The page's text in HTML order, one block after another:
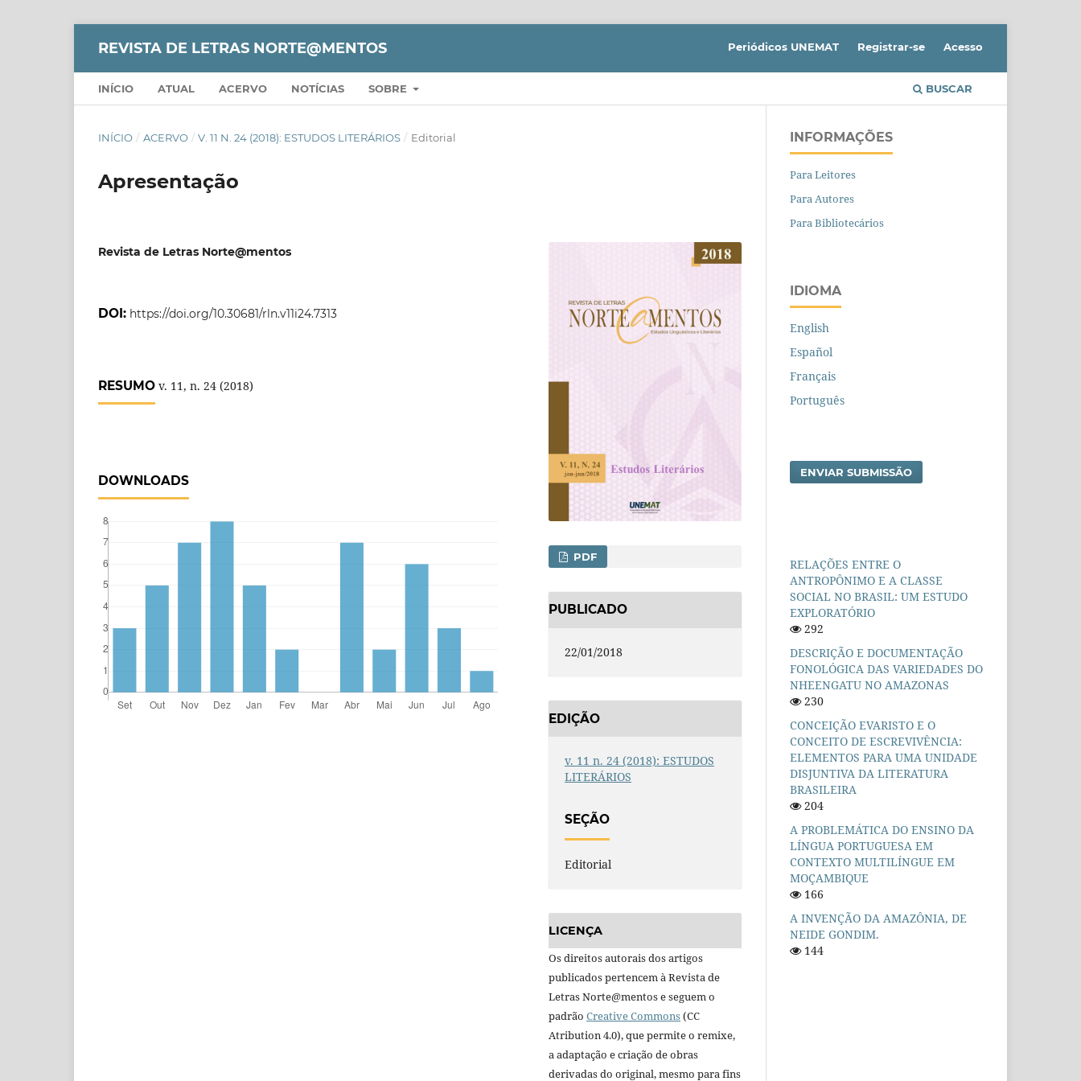
REVISTA DE LETRAS NORTE@MENTOS
INÍCIO ATUAL ACERVO NOTÍCIAS SOBRE BUSCAR
Periódicos UNEMAT Registrar-se Acesso
INÍCIO / ACERVO / V. 11 N. 24 (2018): ESTUDOS LITERÁRIOS / Editorial
Apresentação
Revista de Letras Norte@mentos
DOI: https://doi.org/10.30681/rln.v11i24.7313
RESUMO v. 11, n. 24 (2018)
DOWNLOADS
PDF
PUBLICADO
22/01/2018
EDIÇÃO
v. 11 n. 24 (2018): ESTUDOS
LITERÁRIOS
SEÇÃO
Editorial
LICENÇA
Os direitos autorais dos artigos
publicados pertencem à Revista de
Letras Norte@mentos e seguem o
padrão Creative Commons(CC
Atribution 4.0), que permite o remixe,
a adaptação e criação de obras
derivadas do original, mesmo para fins
INFORMAÇÕES
Para Leitores
Para Autores
Para Bibliotecários
IDIOMA
English
Español
Français
Português
ENVIAR SUBMISSÃO
RELAÇÕES ENTRE O
ANTROPÔNIMO E A CLASSE
SOCIAL NO BRASIL: UM ESTUDO
EXPLORATÓRIO
292
DESCRIÇÃO E DOCUMENTAÇÃO
FONOLÓGICA DAS VARIEDADES DO
NHEENGATU NO AMAZONAS
230
CONCEIÇÃO EVARISTO E O
CONCEITO DE ESCREVIVÊNCIA:
ELEMENTOS PARA UMA UNIDADE
DISJUNTIVA DA LITERATURA
BRASILEIRA
204
A PROBLEMÁTICA DO ENSINO DA
LÍNGUA PORTUGUESA EM
CONTEXTO MULTILÍNGUE EM
MOÇAMBIQUE
166
A INVENÇÃO DA AMAZÔNIA, DE
NEIDE GONDIM.
144